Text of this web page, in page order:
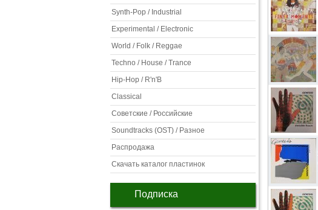
Synth-Pop / Industrial
Experimental / Electronic
World / Folk / Reggae
Techno / House / Trance
Hip-Hop / R'n'B
Classical
Советские / Российские
Soundtracks (OST) / Разное
Распродажа
Скачать каталог пластинок
Подписка